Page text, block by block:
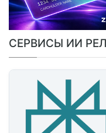
СЕРВИСЫ ИИ